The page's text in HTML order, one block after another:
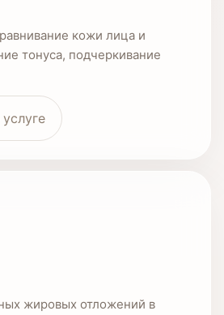
кожи лица и
тонуса, подчеркивание
жировых отложений в